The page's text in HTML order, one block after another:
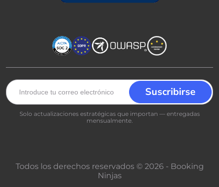
Solo actualizaciones estratégicas que importan — entregadas
mensualmente.
Todos los derechos reservados © 2026 - Booking
Ninjas